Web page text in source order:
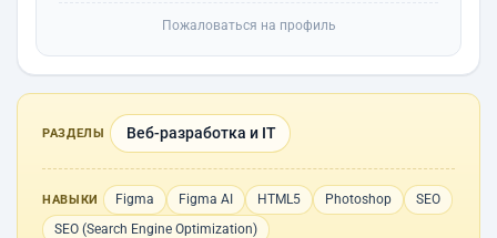
Пожаловаться на профиль
РАЗДЕЛЫ Веб-разработка и IT
НАВЫКИ Figma Figma AI HTML5 Photoshop
SEO
SEO (Search Engine Optimization)